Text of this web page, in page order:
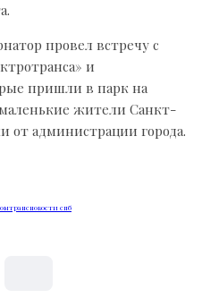
провел встречу с
и
пришли в парк на
жители Санкт-
от администрации города.
новости спб